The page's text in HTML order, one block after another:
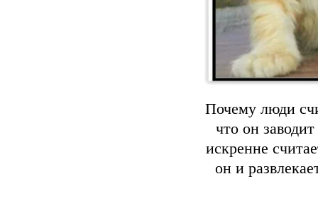
Почему люди
что он
искренне
он и